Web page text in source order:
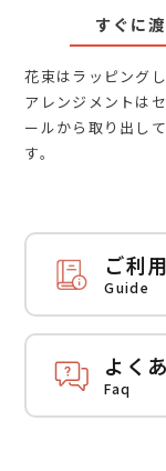
すぐに
花束はラッピング
アレンジメントは
ールから取り出し
す。
ご利
Guide
よく
Faq